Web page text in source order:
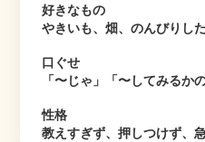
好きなもの
やきいも、畑、のんびりし
口ぐせ
「〜じゃ」「〜してみるかの
性格
教えすぎず、押しつけず、